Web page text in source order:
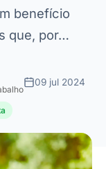
benefício
que, por…
09 jul 2024